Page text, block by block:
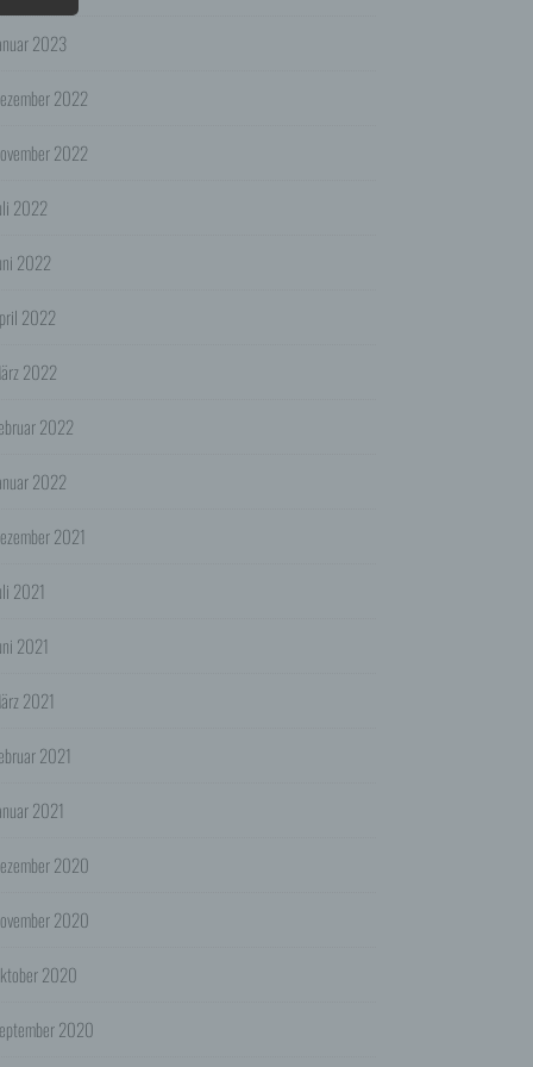
2023
2022
2022
2022
2022
2022
2022
2022
2022
2021
2021
2021
2021
2021
2021
2020
2020
2020
2020
oder